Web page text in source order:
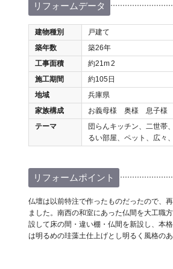
リフォームデータ
建物種別
戸建て
築年数
築26年
工事面積
約21m2
施工期間
約105日
地域
兵庫県
家族構成
お義母様 奥様 息子様
テーマ
団らんキッチン、二世帯
るい部屋、ペット、広々
リフォームポイント
仏壇は以前特注で作ったものだったので、
ました。南西の和室にあった仏間を大工職
設して床の間・違い棚・仏間を新設し、本
は明るめの珪藻土仕上げとし明るく風格のあ